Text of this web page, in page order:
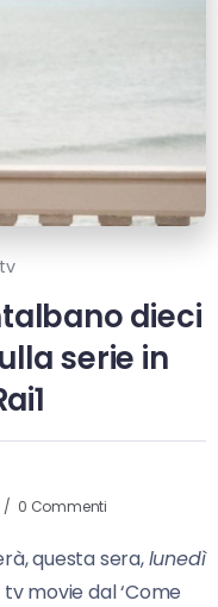
dieci
serie in
0 Commenti
questa sera,lunedì
movie dal ‘Come